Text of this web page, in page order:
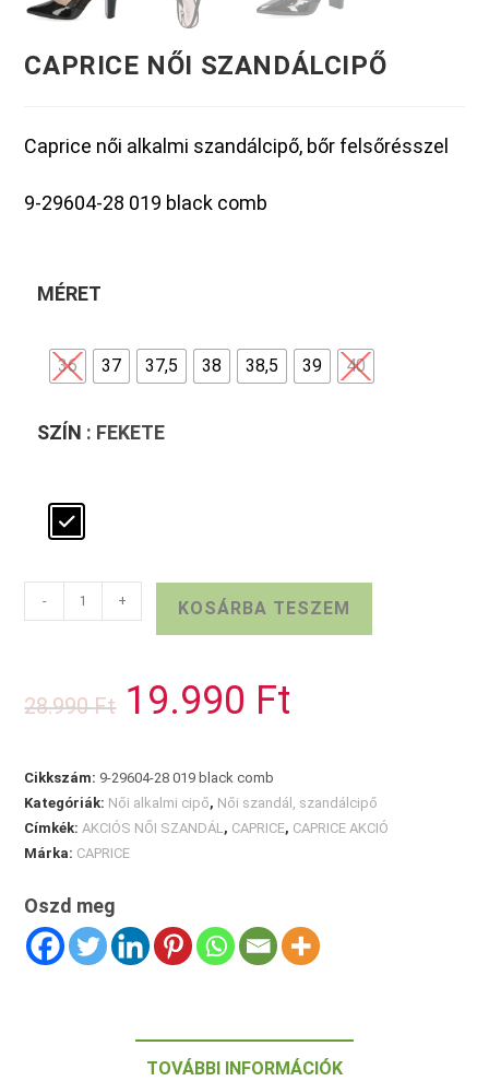
CAPRICE NŐI SZANDÁLCIPŐ
Caprice női alkalmi szandálcipő, bőr felsőrésszel
9-29604-28 019 black comb
MÉRET
36 37 37,5 38 38,5 39 40
SZÍN : FEKETE
CAPRICE
NŐI
- + KOSÁRBA TESZEM
28.990Ft
Original
price
was:
19.990 Ft
Cikkszám: 9-29604-28 019 black comb
Kategóriák: Női alkalmi cipő, Női szandál, szandálcipő
Címkék:AKCIÓS NŐI SZANDÁL, CAPRICE, CAPRICE AKCIÓ
Márka: CAPRICE
Oszd meg
TOVÁBBI INFORMÁCIÓK